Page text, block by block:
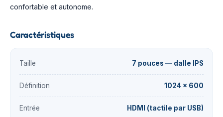
confortable et autonome.
Caractéristiques
Taille 7 pouces — dalle IPS
Définition 1024 × 600
Entrée HDMI (tactile par USB)